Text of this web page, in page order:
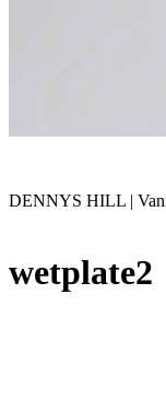
wetplate2
DENNYS HILL |